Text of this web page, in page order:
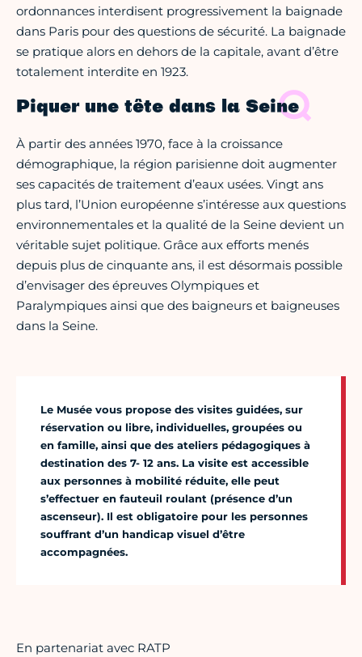
ordonnances interdisent progressivement la baignade
dans Paris pour des questions de sécurité. La baignade
se pratique alors en dehors de la capitale, avant d’être
totalement interdite en 1923.
Piquer une tête dans la Seine
À partir des années 1970, face à la croissance
démographique, la région parisienne doit augmenter
ses capacités de traitement d’eaux usées. Vingt ans
plus tard, l’Union européenne s’intéresse aux questions
environnementales et la qualité de la Seine devient un
véritable sujet politique. Grâce aux efforts menés
depuis plus de cinquante ans, il est désormais possible
d’envisager des épreuves Olympiques et
Paralympiques ainsi que des baigneurs et baigneuses
dans la Seine.
Le Musée vous propose des visites guidées, sur
réservation ou libre, individuelles, groupées ou
en famille, ainsi que des ateliers pédagogiques à
destination des 7- 12 ans. La visite est accessible
aux personnes à mobilité réduite, elle peut
s’effectuer en fauteuil roulant (présence d’un
ascenseur). Il est obligatoire pour les personnes
souffrant d’un handicap visuel d’être
accompagnées.
En partenariat avec RATP